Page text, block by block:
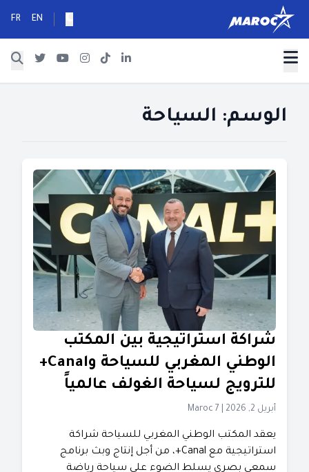
EN
FR
الوسم: السياحة
شراكة استراتيجية بين المكتب
الوطني المغربي للسياحة وCanal+
للترويج لسياحة الغولف عالمياً
أبريل 2, 2026 Maroc 7
يعقد المكتب الوطني المغربي للسياحة شراكة
استراتيجية مع Canal+، من أجل إنتاج وبث برنامج
سمعي بصري يسلط الضوء على سياحة رياضة